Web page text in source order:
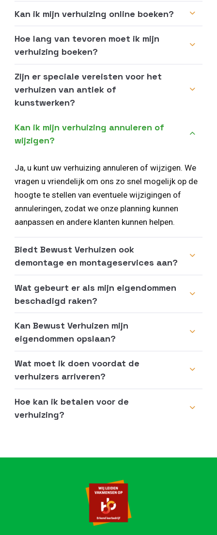
Kan ik mijn verhuizing online boeken?
Hoe lang van tevoren moet ik mijn
verhuizing boeken?
Zijn er speciale vereisten voor het
verhuizen van antiek of
kunstwerken?
Kan ik mijn verhuizing annuleren of
wijzigen?
Ja, u kunt uw verhuizing annuleren of wijzigen. We
vragen u vriendelijk om ons zo snel mogelijk op de
hoogte te stellen van eventuele wijzigingen of
annuleringen, zodat we onze planning kunnen
aanpassen en andere klanten kunnen helpen.
Biedt Bewust Verhuizen ook
demontage en montageservices aan?
Wat gebeurt er als mijn eigendommen
beschadigd raken?
Kan Bewust Verhuizen mijn
eigendommen opslaan?
Wat moet ik doen voordat de
verhuizers arriveren?
Hoe kan ik betalen voor de
verhuizing?